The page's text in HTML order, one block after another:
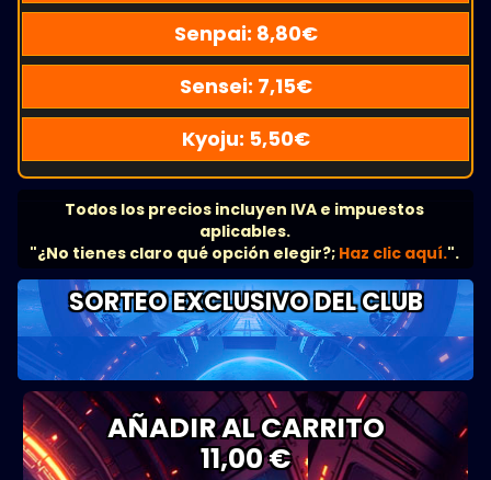
Senpai: 8,80€
Sensei: 7,15€
Kyoju: 5,50€
Todos los precios incluyen IVA e impuestos
aplicables.
"¿No tienes claro qué opción elegir?; Haz clic aquí.".
SORTEO EXCLUSIVO DEL CLUB
AÑADIR AL CARRITO
11,00 €